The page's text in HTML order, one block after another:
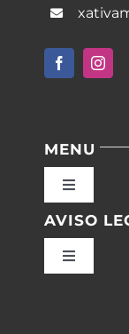
MENU
Toggle
Inicio
AVISO
Toggle